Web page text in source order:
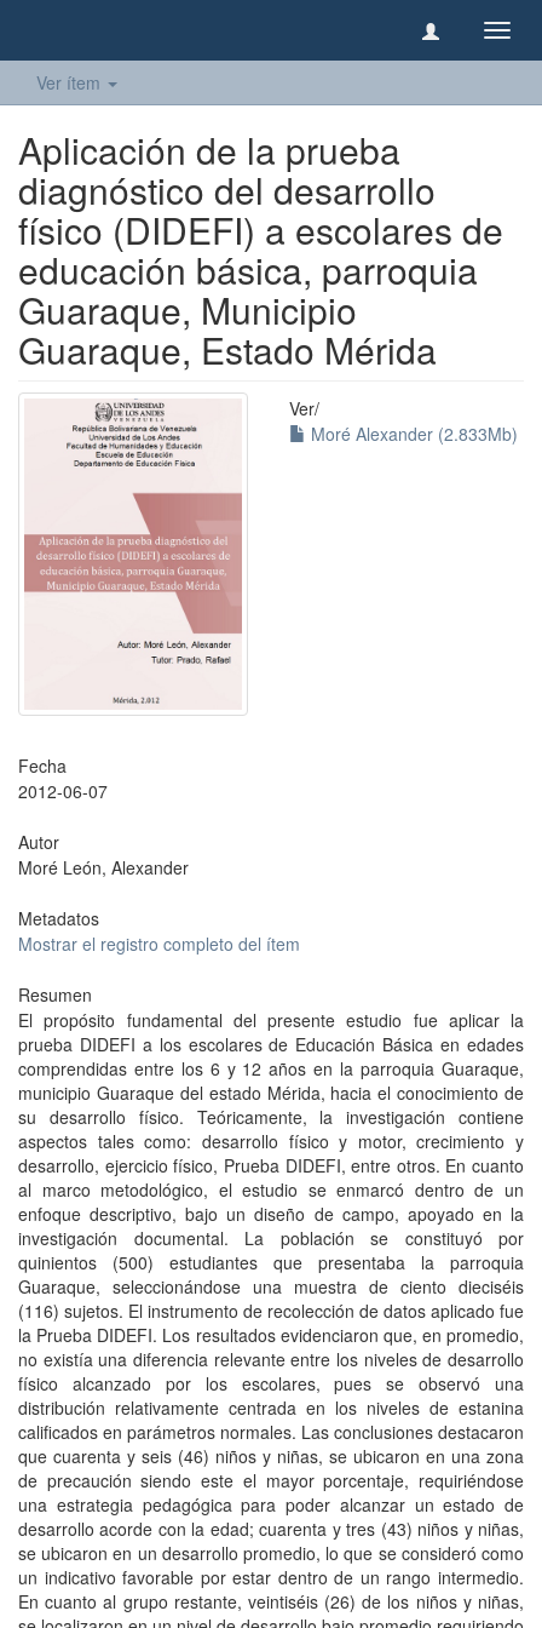
Ver ítem
Aplicación de la prueba
diagnóstico del desarrollo
físico (DIDEFI) a escolares de
educación básica, parroquia
Guaraque, Municipio
Guaraque, Estado Mérida
Ver/
Moré Alexander (2.833Mb)
Fecha
2012-06-07
Autor
Moré León, Alexander
Metadatos
Mostrar el registro completo del ítem
Resumen
El propósito fundamental del presente estudio fue aplicar la
prueba DIDEFI a los escolares de Educación Básica en edades
comprendidas entre los 6 y 12 años en la parroquia Guaraque,
municipio Guaraque del estado Mérida, hacia el conocimiento de
su desarrollo físico. Teóricamente, la investigación contiene
aspectos tales como: desarrollo físico y motor, crecimiento y
desarrollo, ejercicio físico, Prueba DIDEFI, entre otros. En cuanto
al marco metodológico, el estudio se enmarcó dentro de un
enfoque descriptivo, bajo un diseño de campo, apoyado en la
investigación documental. La población se constituyó por
quinientos (500) estudiantes que presentaba la parroquia
Guaraque, seleccionándose una muestra de ciento dieciséis
(116) sujetos. El instrumento de recolección de datos aplicado fue
la Prueba DIDEFI. Los resultados evidenciaron que, en promedio,
no existía una diferencia relevante entre los niveles de desarrollo
físico alcanzado por los escolares, pues se observó una
distribución relativamente centrada en los niveles de estanina
calificados en parámetros normales. Las conclusiones destacaron
que cuarenta y seis (46) niños y niñas, se ubicaron en una zona
de precaución siendo este el mayor porcentaje, requiriéndose
una estrategia pedagógica para poder alcanzar un estado de
desarrollo acorde con la edad; cuarenta y tres (43) niños y niñas,
se ubicaron en un desarrollo promedio, lo que se consideró como
un indicativo favorable por estar dentro de un rango intermedio.
En cuanto al grupo restante, veintiséis (26) de los niños y niñas,